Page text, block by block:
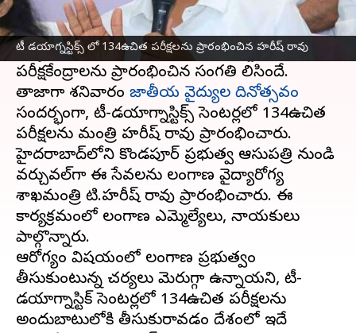
టీ డయాగ్నస్టిక్స్ లో 134ఉచిత పరీక్షలను ప్రారంభించిన హరీష్ రావు
తెలంగాణప్రజలకు అత్యున్నతమైన ఆరోగ్యాన్ని
అందించడానికి, ఆరోగ్య పరీక్షల కోసం ఎక్కడికీ
వెళ్ళకుండా ఉండేందుకు టీ- డయాగ్నాస్టిక్స్ పేరుతో
పరీక్షకేంద్రాలను ప్రారంభించిన సంగతి తెలిసిందే.
తాజాగా శనివారం జాతీయ వైద్యుల దినోత్సవం
సందర్భంగా, టీ-డయాగ్నాస్టిక్స్ సెంటర్లలో 134ఉచిత
పరీక్షలను మంత్రి హరీష్ రావు ప్రారంభించారు.
హైదరాబాద్‌లోని కొండపూర్ ప్రభుత్వ ఆసుపత్రి నుండి
వర్చువల్‌గా ఈ సేవలను తెలంగాణ వైద్యారోగ్య
శాఖమంత్రి టి.హరీష్ రావు ప్రారంభించారు. ఈ
కార్యక్రమంలో తెలంగాణ ఎమ్మెల్యేలు, నాయకులు
పాల్గొన్నారు.
ఆరోగ్యం విషయంలో తెలంగాణ ప్రభుత్వం
తీసుకుంటున్న చర్యలు మెరుగ్గా ఉన్నాయని, టీ-
డయాగ్నాస్టిక్ సెంటర్లలో 134ఉచిత పరీక్షలను
అందుబాటులోకి తీసుకురావడం దేశంలో ఇదే